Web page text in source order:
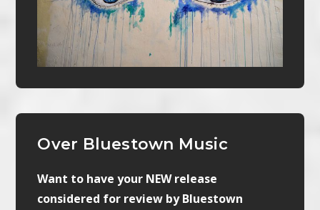
Over Bluestown Music
Want to have your NEW release
considered for review by Bluestown